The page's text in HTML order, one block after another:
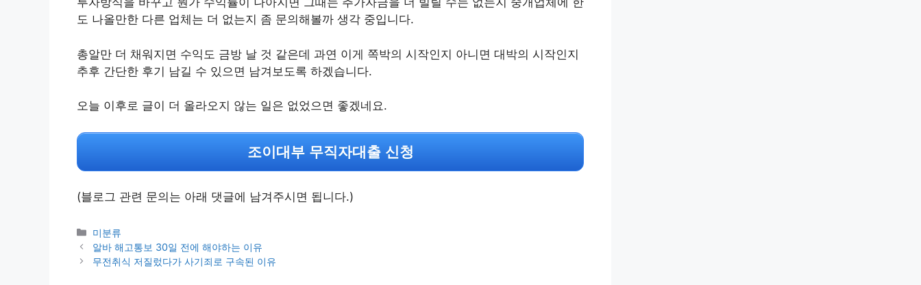
도 나올만한 다른 업체는 더 없는지 좀 문의해볼까 생각 중입니다.
총알만 더 채워지면 수익도 금방 날 것 같은데 과연 이게 쪽박의 시작인지 아니면 대박의 시작인지
추후 간단한 후기 남길 수 있으면 남겨보도록 하겠습니다.
오늘 이후로 글이 더 올라오지 않는 일은 없었으면 좋겠네요.
조이대부 무직자대출 신청
(블로그 관련 문의는 아래 댓글에 남겨주시면 됩니다.)
Categories
미분류
알바 해고통보 30일 전에 해야하는 이유
무전취식 저질렀다가 사기죄로 구속된 이유